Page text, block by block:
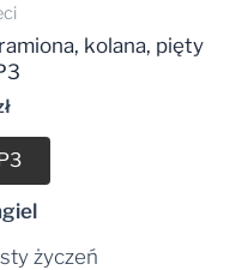
kolana, pięty
życzeń